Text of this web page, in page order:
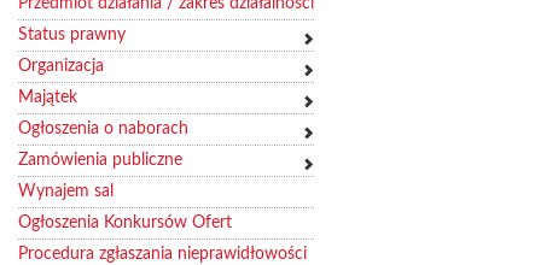
Przedmiot działania / zakres działalności
Status prawny
Organizacja
Majątek
Ogłoszenia o naborach
Zamówienia publiczne
Wynajem sal
Ogłoszenia Konkursów Ofert
Procedura zgłaszania nieprawidłowości